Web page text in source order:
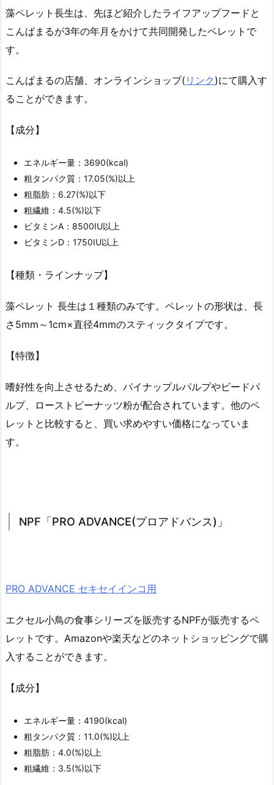
藻ペレット長生は、先ほど紹介したライフアップフードと
こんぱまるが3年の年月をかけて共同開発したペレットで
す。
こんぱまるの店舗、オンラインショップ( リンク )にて購入す
ることができます。
【成分】
エネルギー量：3690(kcal)
粗タンパク質：17.05(%)以上
粗脂肪：6.27(%)以下
粗繊維：4.5(%)以下
ビタミンA：8500IU以上
ビタミンD：1750IU以上
【種類・ラインナップ】
藻ペレット 長生は１種類のみです。ペレットの形状は、長
さ5mm～1cm×直径4mmのスティックタイプです。
【特徴】
嗜好性を向上させるため、パイナップルパルプやビードパ
ルプ、ローストピーナッツ粉が配合されています。他のペ
レットと比較すると、買い求めやすい価格になっていま
す。
NPF「PRO ADVANCE(プロアドバンス)」
PRO ADVANCE セキセイインコ用
エクセル小鳥の食事シリーズを販売するNPFが販売するペ
レットです。Amazonや楽天などのネットショッピングで購
入することができます。
【成分】
エネルギー量：4190(kcal)
粗タンパク質：11.0(%)以上
粗脂肪：4.0(%)以上
粗繊維：3.5(%)以下